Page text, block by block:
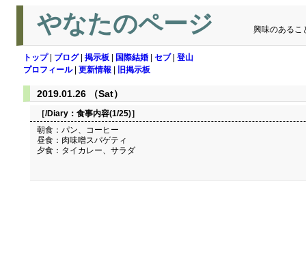
やなたのページ 興味のあるこ
トップ| ブログ| 掲示板 国際結婚 セブ| 登山
プロフィール| 更新情報 旧掲示板
2019.01.26 （Sat）
［/Diary： 食事内容(1/25)］
朝食：パン、コーヒー
昼食：肉味噌スパゲティ
夕食：タイカレー、サラダ